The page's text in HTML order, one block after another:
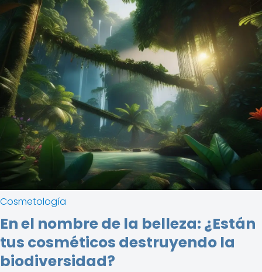
Cosmetología
En el nombre de la belleza: ¿Están
tus cosméticos destruyendo la
biodiversidad?